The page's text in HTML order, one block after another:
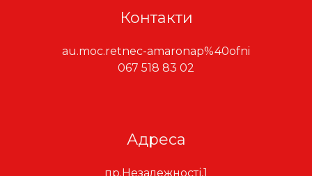
Контакти
au.moc.retnec-amaronap%40ofni
067 518 83 02
Адреса
пр.Незалежності,1